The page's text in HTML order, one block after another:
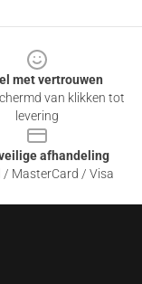
met vertrouwen
van klikken tot
levering
afhandeling
/ MasterCard / Visa